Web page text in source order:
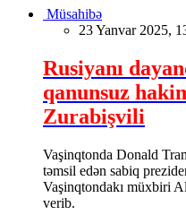
Müsahibə
23 Yanvar 2025,
Rusiyanı
qanunsuz
Zurabişvili
Vaşinqtonda Donald
təmsil edən sabiq
Vaşinqtondakı müxbiri
verib.